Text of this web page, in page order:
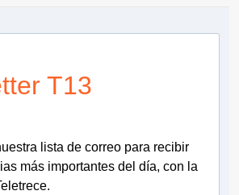
T13
lista de correo para recibir
más importantes del día, con la